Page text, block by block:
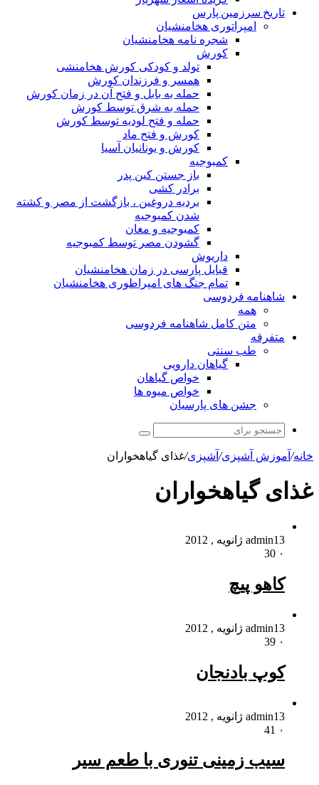
تاریخ سرزمین پارس
امپراتوری هخامنشیان
شجره نامه هخامنشیان
کورش
تولد و کودکی کورش هخامنشی
همسر و فرزندان کورش
حمله به بابل و فتح آن در زمان کورش
حمله به شرق توسط کورش
حمله و فتح لودیه توسط کورش
کورش و فتح ماد
کورش و یونانیان آسیا
کمبوجیه
باز جستن کین پدر
برادر کشی
بردیه دروغین ، بازگشت از مصر و کشته
شدن کمبوجیه
کمبوجیه و مغان
گشودن مصر توسط کمبوجیه
داریوش
قبایل پارسی در زمان هخامنشیان
تمام جنگ های امپراطوری هخامنشیان
شاهنامه فردوسی
همه
متن کامل شاهنامه فردوسی
متفرقه
طب سنتی
گیاهان دارویی
خواص گیاهان
خواص میوه ها
جشن های پارسیان
جستجو
خانه/ آموزش آشپزی/ آشپزی/غذای گیاهخواران
غذای گیاهخواران
admin13 ژانویه , 2012
۰
کاهو پیچ
admin13 ژانویه , 2012
۰
کوپ بادنجان
admin13 ژانویه , 2012
۰
سیب زمینی تنوری با طعم سیر